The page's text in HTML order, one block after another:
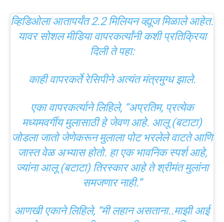
व्हिडिओला आतापर्यंत 2.2 मिलियन व्ह्यूज मिळाले आहेत.
यावर सोशल मीडिया वापरकर्त्यांनी कशी प्रतिक्रिया
दिली ते पहा:
काही वापरकर्ते रेसिपीने अत्यंत मंत्रमुग्ध झाले.
एका वापरकर्त्याने लिहिले, “अप्रतिम, प्रत्येक
मध्यमवर्गीय मुलासाठी हे जेवण आहे. आलू (बटाटा)
जोडला जातो जेणेकरून मुलाला पोट भरलेले वाटते आणि
जास्त वेळ अभ्यास होतो. हा एक भावनिक स्पर्श आहे,
ज्यांना आलू (बटाटा) तिरस्कार आहे ते श्रीमंत मुलांना
समजणार नाही.”
आणखी एकाने लिहिले, “मी लहान असताना..माझी आई